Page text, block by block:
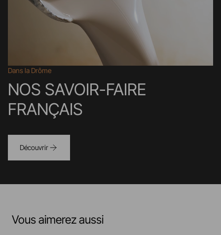
Dans la Drôme
NOS SAVOIR-FAIRE
FRANÇAIS
Découvrir
Vous aimerez aussi